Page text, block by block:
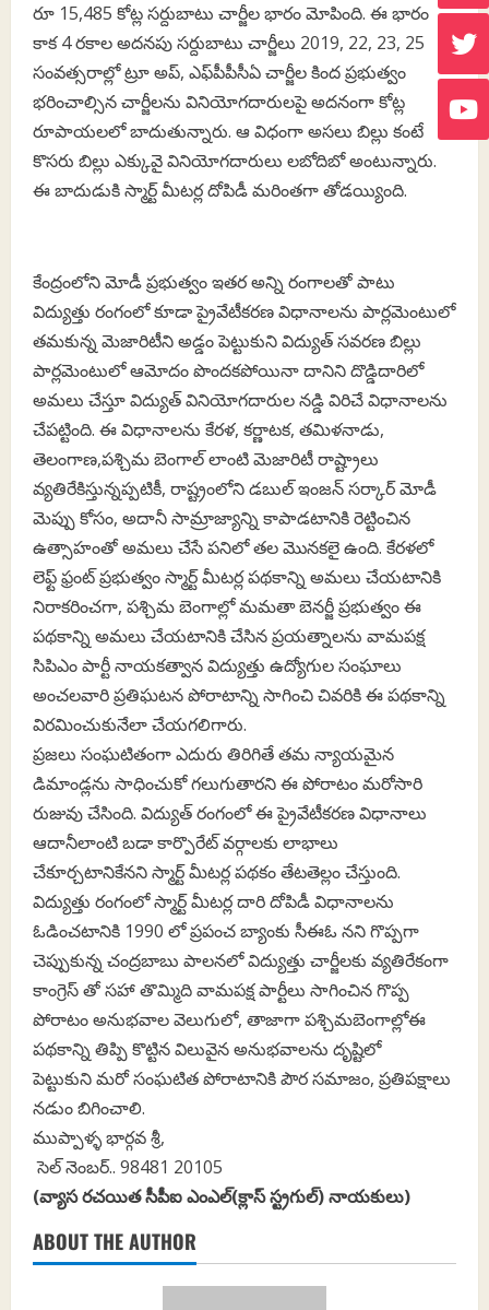
రూ 15,485 కోట్ల సర్దుబాటు చార్జీల భారం మోపింది. ఈ భారం
కాక 4 రకాల అదనపు సర్దుబాటు చార్జీలు 2019, 22, 23, 25
సంవత్సరాల్లో ట్రూ అప్, ఎఫ్‌పీపీసీఏ చార్జీల కింద ప్రభుత్వం
భరించాల్సిన చార్జీలను వినియోగదారులపై అదనంగా కోట్ల
రూపాయలలో బాదుతున్నారు. ఆ విధంగా అసలు బిల్లు కంటే
కొసరు బిల్లు ఎక్కువై వినియోగదారులు లబోదిబో అంటున్నారు.
ఈ బాదుడుకి స్మార్ట్‌ మీటర్ల దోపిడీ మరింతగా తోడయ్యింది.
కేంద్రంలోని మోడీ ప్రభుత్వం ఇతర అన్ని రంగాలతో పాటు
విద్యుత్తు రంగంలో కూడా ప్రైవేటీకరణ విధానాలను పార్లమెంటులో
తమకున్న మెజారిటీని అడ్డం పెట్టుకుని విద్యుత్ సవరణ బిల్లు
పార్లమెంటులో ఆమోదం పొందకపోయినా దానిని దొడ్డిదారిలో
అమలు చేస్తూ విద్యుత్ వినియోగదారుల నడ్డి విరిచే విధానాలను
చేపట్టింది. ఈ విధానాలను కేరళ, కర్ణాటక, తమిళనాడు,
తెలంగాణ,పశ్చిమ బెంగాల్ లాంటి మెజారిటీ రాష్ట్రాలు
వ్యతిరేకిస్తున్నప్పటికీ, రాష్ట్రంలోని డబుల్ ఇంజన్ సర్కార్ మోడీ
మెప్పు కోసం, అదానీ సామ్రాజ్యాన్ని కాపాడటానికి రెట్టించిన
ఉత్సాహంతో అమలు చేసే పనిలో తల మొనకలై ఉంది. కేరళలో
లెఫ్ట్ ఫ్రంట్ ప్రభుత్వం స్మార్ట్ మీటర్ల పథకాన్ని అమలు చేయటానికి
నిరాకరించగా, పశ్చిమ బెంగాల్లో మమతా బెనర్జీ ప్రభుత్వం ఈ
పథకాన్ని అమలు చేయటానికి చేసిన ప్రయత్నాలను వామపక్ష
సిపిఎం పార్టీ నాయకత్వాన విద్యుత్తు ఉద్యోగుల సంఘాలు
అంచలవారి ప్రతిఘటన పోరాటాన్ని సాగించి చివరికి ఈ పథకాన్ని
విరమించుకునేలా చేయగలిగారు.
ప్రజలు సంఘటితంగా ఎదురు తిరిగితే తమ న్యాయమైన
డిమాండ్లను సాధించుకో గలుగుతారని ఈ పోరాటం మరోసారి
రుజువు చేసింది. విద్యుత్ రంగంలో ఈ ప్రైవేటీకరణ విధానాలు
ఆదానీలాంటి బడా కార్పొరేట్ వర్గాలకు లాభాలు
చేకూర్చటానికేనని స్మార్ట్ మీటర్ల పథకం తేటతెల్లం చేస్తుంది.
విద్యుత్తు రంగంలో స్మార్ట్ మీటర్ల దారి దోపిడీ విధానాలను
ఓడించటానికి 1990 లో ప్రపంచ బ్యాంకు సీఈఓ నని గొప్పగా
చెప్పుకున్న చంద్రబాబు పాలనలో విద్యుత్తు చార్జీలకు వ్యతిరేకంగా
కాంగ్రెస్ తో సహా తొమ్మిది వామపక్ష పార్టీలు సాగించిన గొప్ప
పోరాటం అనుభవాల వెలుగులో, తాజాగా పశ్చిమబెంగాల్లోఈ
పథకాన్ని తిప్పి కొట్టిన విలువైన అనుభవాలను దృష్టిలో
పెట్టుకుని మరో సంఘటిత పోరాటానికి పౌర సమాజం, ప్రతిపక్షాలు
నడుం బిగించాలి.
ముప్పాళ్ళ భార్గవ శ్రీ,
సెల్ నెంబర్.. 98481 20105
(వ్యాస రచయిత సీపీఐ ఎంఎల్(క్లాస్ స్ట్రగుల్) నాయకులు)
ABOUT THE AUTHOR